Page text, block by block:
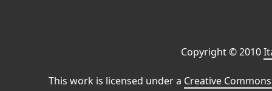
Copyright © 2010
This work is licensed under a Creative